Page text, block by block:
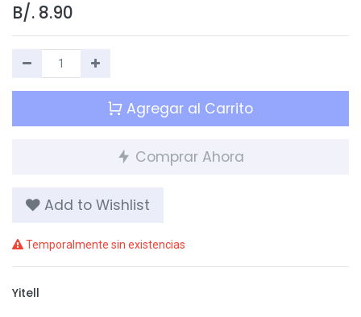
B/. 8.90
Agregar al Carrito
Comprar Ahora
Add to Wishlist
Temporalmente sin existencias
Yitell